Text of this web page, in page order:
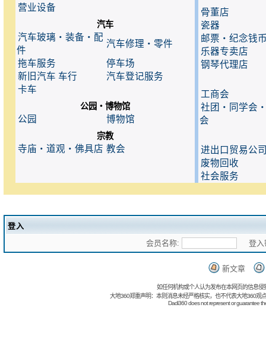
营业设备
汽车
汽车玻璃・装备・配
件
汽车修理・零件
拖车服务
停车场
新旧汽车 车行
汽车登记服务
卡车
公园・博物馆
公园 博物馆
宗教
寺庙・道观・佛具店 教会
骨董店
瓷器
邮票・纪念钱
乐器专卖店
钢琴代理店
工商会
社团・同学会
会
进出口贸易公
废物回收
社会服务
登入
会员名称:
登入
新文章
如任何机构或个人认为发布在本网页的信息
大地360郑重声明：本则消息未经严格核实，也不代表大地360观
Dadi360 does not represent or guarantee